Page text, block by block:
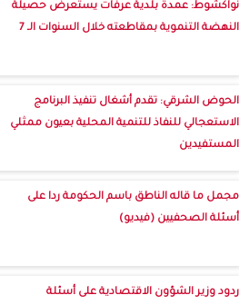
نواكشوط: عمدة بلدية عرفات يستعرض حصيلة
النهضة التنموية بمقاطعته خلال السنوات الـ 7
الحوض الشرقي: تقدم أشغال تنفيذ البرنامج
الاستعجالي للنفاذ للتنمية المحلية بعيون ممثلي
المستفيدين
مجمل ما قاله الناطق باسم الحكومة ردا على
أسئلة الصحفيين (فيديو)
ردود وزير الشؤون الاقتصادية على أسئلة